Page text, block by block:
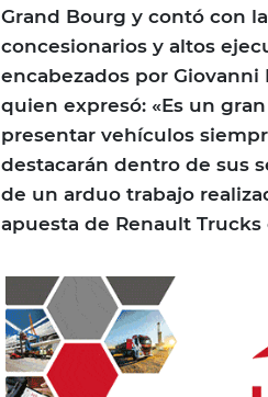
Grand Bourg y contó con
concesionarios y altos
encabezados por
quien expresó: «Es un
presentar vehículos
destacarán dentro de sus
de un arduo trabajo
apuesta de Renault